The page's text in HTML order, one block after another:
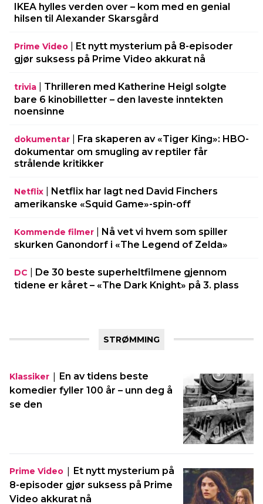
IKEA hylles verden over – kom med en genial
hilsen til Alexander Skarsgård
Prime Video
Et nytt mysterium på 8-episoder
gjør suksess på Prime Video akkurat nå
trivia
Thrilleren med Katherine Heigl solgte
bare 6 kinobilletter – den laveste inntekten
noensinne
dokumentar
Fra skaperen av «Tiger King»: HBO-
dokumentar om smugling av reptiler får
strålende kritikker
Netflix
Netflix har lagt ned David Finchers
amerikanske «Squid Game»-spin-off
Kommende filmer
Nå vet vi hvem som spiller
skurken Ganondorf i «The Legend of Zelda»
DC
De 30 beste superheltfilmene gjennom
tidene er kåret – «The Dark Knight» på 3. plass
STRØMMING
Klassiker | En av tidens beste
komedier fyller 100 år – unn deg å
se den
Prime Video | Et nytt mysterium på
8-episoder gjør suksess på Prime
Video akkurat nå